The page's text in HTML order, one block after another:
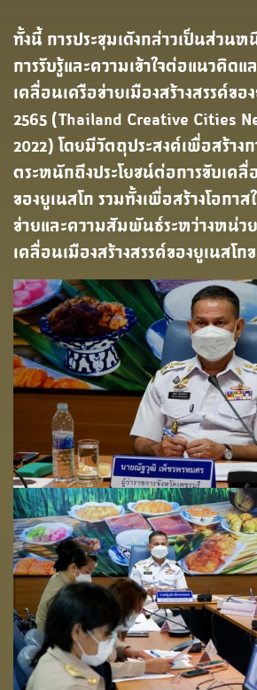
ทั้งนี้ การประชุมเดังกล่าวเป็นส่วนห
การรับรู้และความเข้าใจต่อแนวคิดแ
เคลื่อนเครือข่ายเมืองสร้างสรรค์ขอ
2565 (Thailand Creative Cities
2022) โดยมีวัตถุประสงค์เพื่อสร้าง
ตระหนักถึงประโยชน์ต่อการขับเคลื่
ของยูเนสโก รวมทั้งเพื่อสร้างโอกา
ข่ายและความสัมพันธ์ระหว่างหน่ว
เคลื่อนเมืองสร้างสรรค์ของยูเนสโก